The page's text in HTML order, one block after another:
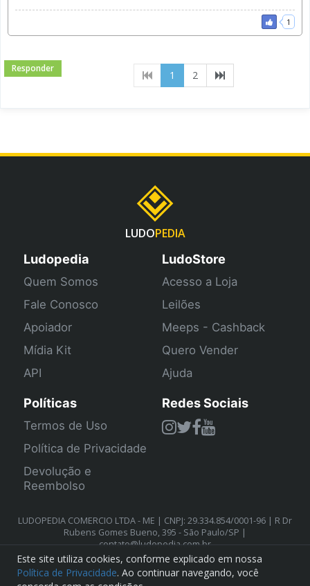
1
Responder
1 (current)
2
LUDOPEDIA
Ludopedia
Quem Somos
Fale Conosco
Apoiador
Mídia Kit
API
LudoStore
Acesso a Loja
Leilões
Meeps - Cashback
Quero Vender
Ajuda
Políticas
Termos de Uso
Política de Privacidade
Devolução e
Reembolso
Redes Sociais
LUDOPEDIA COMERCIO LTDA - ME | CNPJ: 29.334.854/0001-96 | R Dr
Rubens Gomes Bueno, 395 - São Paulo/SP |
contato@ludopedia.com.br
Este site utiliza cookies, conforme explicado em nossa
Política de Privacidade. Ao continuar navegando, você